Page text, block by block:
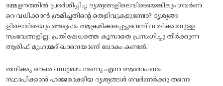
മ്മേളനത്തിൽ പ്രദർശിപ്പിച്ച ദൃശ്യങ്ങളിലെവിടെയെങ്കിലും ഗവർണ
റെ വധിക്കാൻ ശ്രമിച്ചതിന്റെ തെളിവുകളുണ്ടോ? ദൃശ്യങ്ങ
ളിലെവിടെയും അദ്ദേഹം ആക്രമിക്കപ്പെട്ടുവെന്ന് വാദിക്കാനുള്ള
സംഭവങ്ങളില്ല. പ്രതിഷേധത്തെ കൂസാതെ പ്രസംഗിച്ചു തീർക്കുന്ന
ആരിഫ് മുഹമ്മദ് ഖാനെയാണ് ലോകം കണ്ടത്.
തനിക്കു നേരെ വധശ്രമം നടന്നു എന്ന ആരോപണം
സ്ഥാപിക്കാൻ ഹാജരാക്കിയ ദൃശ്യങ്ങൾ ഗവർണർക്കു തന്നെ